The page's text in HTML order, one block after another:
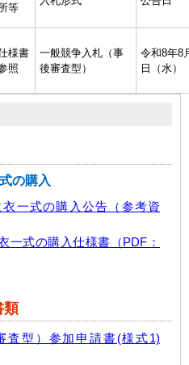
等
様書
照
一般競争入札（事
後審査型）
令和8年8
日（水）
の購入
一式の購入公告（参考資
一式の購入仕様書 （PDF：
類
査型）参加申請書(様式1)